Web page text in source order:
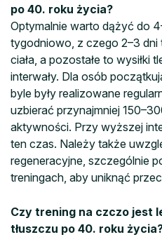
po 40. roku życia?
Optymalnie warto dążyć do
tygodniowo, z czego 2–3 dni
ciała, a pozostałe to wysiłki
interwały. Dla osób
byle były realizowane
uzbierać przynajmniej
aktywności. Przy wyższej
ten czas. Należy także
regeneracyjne, szczególnie
treningach, aby uniknąć
Czy trening na czczo jest
tłuszczu po 40. roku